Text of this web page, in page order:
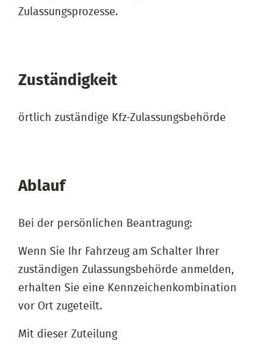
Zulassungsprozesse.
Zuständigkeit
örtlich zuständige Kfz-Zulassungsbehörde
Ablauf
Bei der persönlichen Beantragung:
Wenn Sie Ihr Fahrzeug am Schalter Ihrer
zuständigen Zulassungsbehörde anmelden,
erhalten Sie eine Kennzeichenkombination
vor Ort zugeteilt.
Mit dieser Zuteilung